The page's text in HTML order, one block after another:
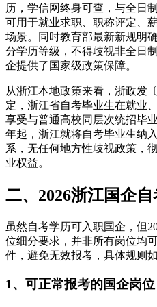
历，学信网终身可查，与全日
可用于就业求职、职称评定、
场景。同时教育部最新新规明
分学历等级，不得歧视非全日
企提供了国家级政策保障。
从浙江本地政策来看，浙政发
定，浙江省自考毕业生在就业
享受与普通高校同层次统招毕
年起，浙江就将自考毕业生纳
系，无任何地方性歧视政策，
业权益。
二、2026浙江国企
虽然自考学历可入职国企，但
位细分要求，并非所有岗位均
件，避免无效报考，具体规则如
1、可正常报考的国企岗位